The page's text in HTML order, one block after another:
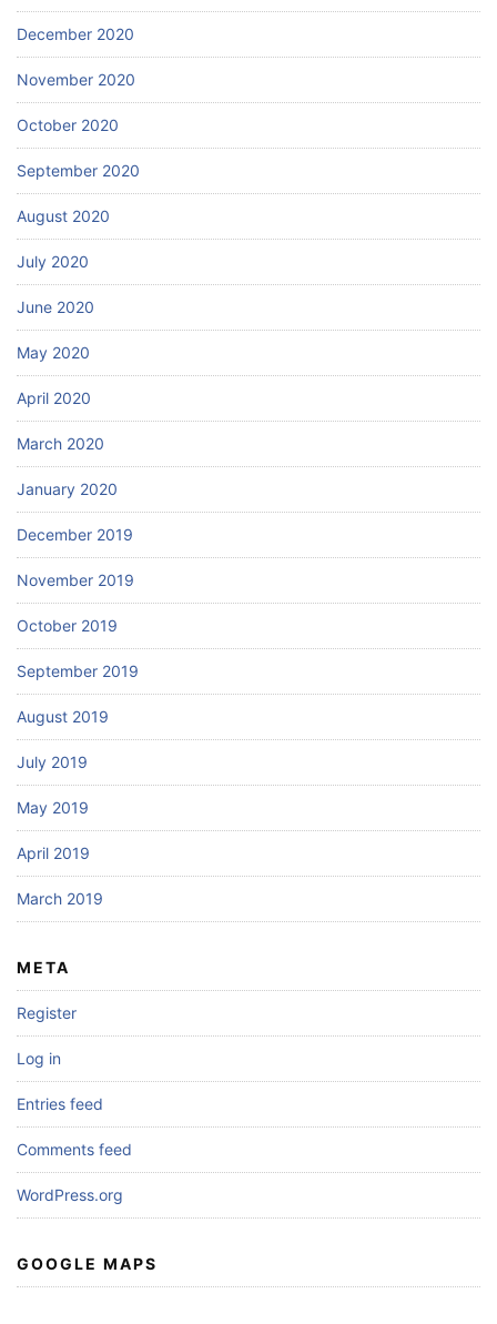
December 2020
November 2020
October 2020
September 2020
August 2020
July 2020
June 2020
May 2020
April 2020
March 2020
January 2020
December 2019
November 2019
October 2019
September 2019
August 2019
July 2019
May 2019
April 2019
March 2019
META
Register
Log in
Entries feed
Comments feed
WordPress.org
GOOGLE MAPS